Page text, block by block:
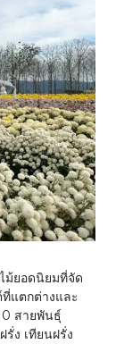
ม้ยอดนิยมที่จัด
แตกต่างและ
สายพันธุ์
รั่ง เทียนฝรั่ง